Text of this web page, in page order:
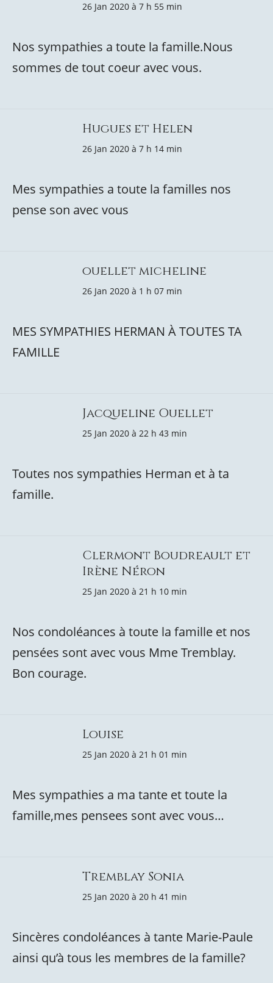
26 Jan 2020 à 7 h 55 min
Nos sympathies a toute la famille.Nous
sommes de tout coeur avec vous.
Hugues et Helen
26 Jan 2020 à 7 h 14 min
Mes sympathies a toute la familles nos
pense son avec vous
ouellet micheline
26 Jan 2020 à 1 h 07 min
MES SYMPATHIES HERMAN À TOUTES TA
FAMILLE
Jacqueline Ouellet
25 Jan 2020 à 22 h 43 min
Toutes nos sympathies Herman et à ta
famille.
Clermont Boudreault et
Irène Néron
25 Jan 2020 à 21 h 10 min
Nos condoléances à toute la famille et nos
pensées sont avec vous Mme Tremblay.
Bon courage.
Louise
25 Jan 2020 à 21 h 01 min
Mes sympathies a ma tante et toute la
famille,mes pensees sont avec vous…
Tremblay Sonia
25 Jan 2020 à 20 h 41 min
Sincères condoléances à tante Marie-Paule
ainsi qu’à tous les membres de la famille?